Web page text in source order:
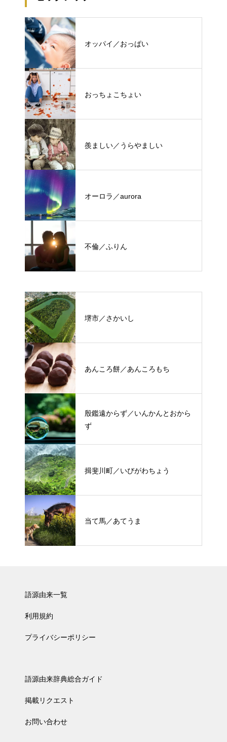
オッパイ／おっぱい
おっちょこちょい
羨ましい／うらやましい
オーロラ／aurora
不倫／ふりん
堺市／さかいし
あんころ餅／あんころもち
殷鑑遠からず／いんかんとおから
ず
揖斐川町／いびがわちょう
当て馬／あてうま
語源由来一覧
利用規約
プライバシーポリシー
語源由来辞典総合ガイド
掲載リクエスト
お問い合わせ